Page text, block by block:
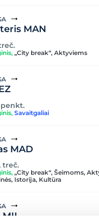
MAN
, „City break“, Aktyviems
penkt.
, Savaitgaliai
MAD
treč.
, „City break“, Šeimoms,
, Istorija, Kultūra